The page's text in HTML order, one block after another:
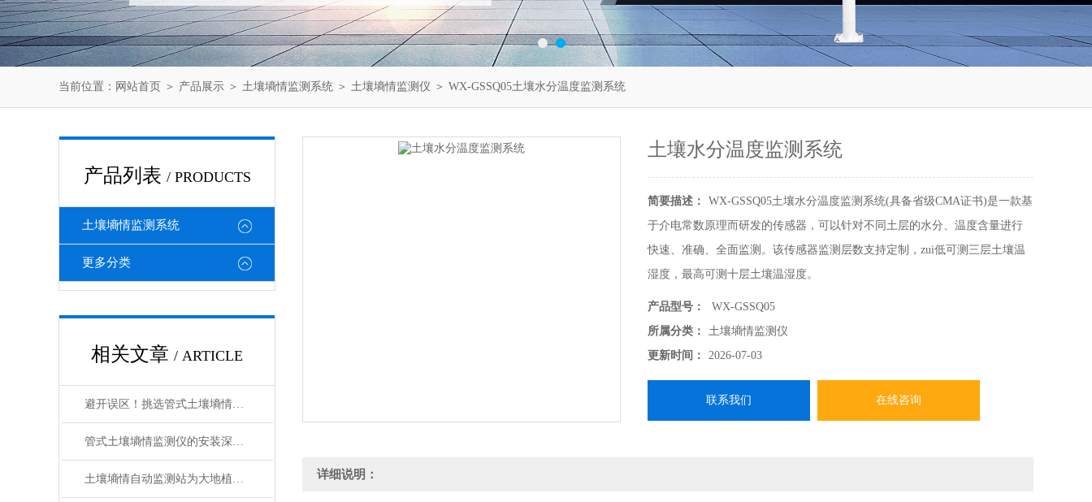
当前位置： 网站首页 ＞ 产品展示 ＞ 土壤墒情监测系统 ＞ 土壤墒情监测仪 ＞ WX-GSSQ05土壤水分温度监测系统
产品列表 / PRODUCTS
土壤墒情监测系统
更多分类
相关文章 / ARTICLE
避开误区！挑选管式土壤墒情监测仪的4大核心参数
管式土壤墒情监测仪的安装深度与多层土壤水分同步监测方案
土壤墒情自动监测站为大地植入“听诊器”
土壤水分温度监测系统
简要描述：
WX-GSSQ05土壤水分温度监测系统(具备省级CMA证书)是一款基
于介电常数原理而研发的传感器，可以针对不同土层的水分、温度含量进行
快速、准确、全面监测。该传感器监测层数支持定制，zui低可测三层土壤温
湿度，最高可测十层土壤温湿度。
产品型号：
WX-GSSQ05
所属分类：
土壤墒情监测仪
更新时间：
2026-07-03
联系我们 在线咨询
详细说明：